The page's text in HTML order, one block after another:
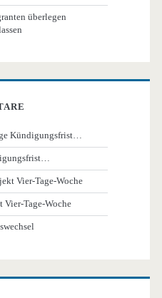
überlegen
Kündigungsfrist…
Vier-Tage-Woche
Tage-Woche